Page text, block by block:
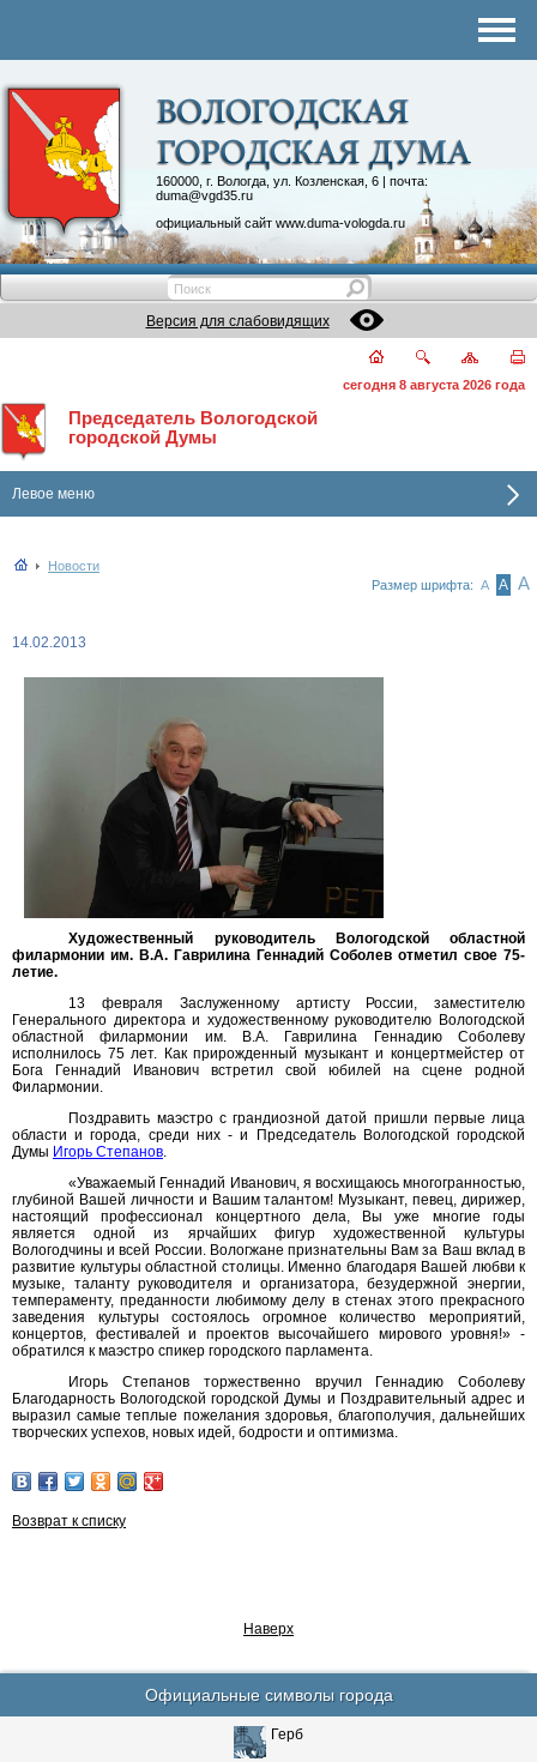
160000, г. Вологда, ул. Козленская, 6 | почта:
duma@vgd35.ru
официальный сайт www.duma-vologda.ru
Контакты
Депутатские объединения
Версия для слабовидящих
сегодня 8 августа 2026 года
Председатель Вологодской
городской Думы
Левое меню
Новости
Размер шрифта: А А А
14.02.2013
Художественный руководитель Вологодской областной
филармонии им. В.А. Гаврилина Геннадий Соболев отметил свое 75-
летие.
13 февраля Заслуженному артисту России, заместителю
Генерального директора и художественному руководителю Вологодской
областной филармонии им. В.А. Гаврилина Геннадию Соболеву
исполнилось 75 лет. Как прирожденный музыкант и концертмейстер от
Бога Геннадий Иванович встретил свой юбилей на сцене родной
Филармонии.
Поздравить маэстро с грандиозной датой пришли первые лица
области и города, среди них - и Председатель Вологодской городской
Думы Игорь Степанов.
«Уважаемый Геннадий Иванович, я восхищаюсь многогранностью,
глубиной Вашей личности и Вашим талантом! Музыкант, певец, дирижер,
настоящий профессионал концертного дела, Вы уже многие годы
является одной из ярчайших фигур художественной культуры
Вологодчины и всей России. Вологжане признательны Вам за Ваш вклад в
развитие культуры областной столицы. Именно благодаря Вашей любви к
музыке, таланту руководителя и организатора, безудержной энергии,
темпераменту, преданности любимому делу в стенах этого прекрасного
заведения культуры состоялось огромное количество мероприятий,
концертов, фестивалей и проектов высочайшего мирового уровня!» -
обратился к маэстро спикер городского парламента.
Игорь Степанов торжественно вручил Геннадию Соболеву
Благодарность Вологодской городской Думы и Поздравительный адрес и
выразил самые теплые пожелания здоровья, благополучия, дальнейших
творческих успехов, новых идей, бодрости и оптимизма.
Возврат к списку
Наверх
Официальные символы города
Герб